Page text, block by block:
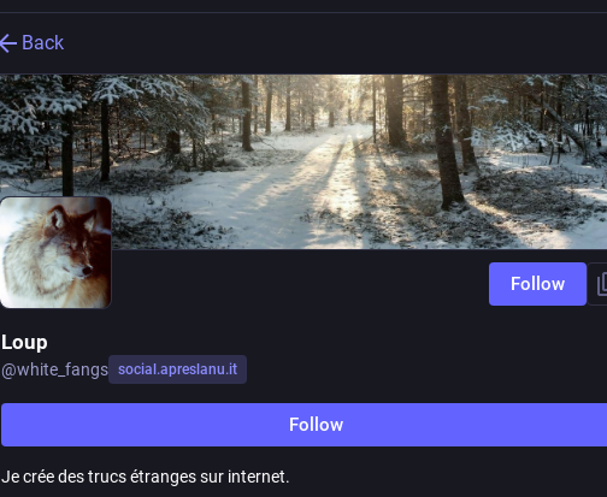
Back
Follow
Loup
@white_fangs social.apreslanu.it
Follow
Je crée des trucs étranges sur internet.